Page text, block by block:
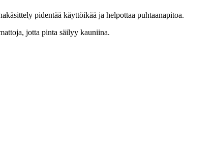
pidentää käyttöikää ja helpottaa puhtaanapitoa.
jotta pinta säilyy kauniina.